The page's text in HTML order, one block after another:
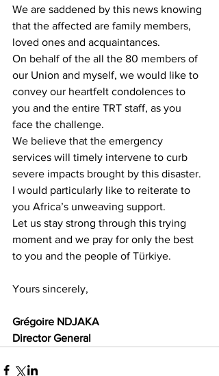
We are saddened by this news knowing
that the affected are family members,
loved ones and acquaintances.
On behalf of the all the 80 members of
our Union and myself, we would like to
convey our heartfelt condolences to
you and the entire TRT staff, as you
face the challenge.
We believe that the emergency
services will timely intervene to curb
severe impacts brought by this disaster.
I would particularly like to reiterate to
you Africa’s unweaving support.
Let us stay strong through this trying
moment and we pray for only the best
to you and the people of Türkiye.
Yours sincerely,
Grégoire NDJAKA
Director General